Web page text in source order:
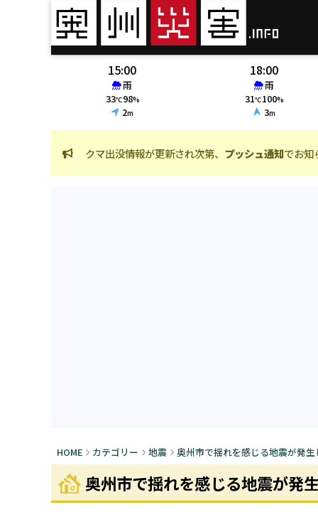
15:00
雨
33℃98%
2m
18:00
雨
31℃100%
3m
クマ出没情報が更新され次第、 プッシュ通知でお知
HOME カテゴリー 地震 奥州市で揺れを感じる地震が発
奥州市で揺れを感じる地震が発